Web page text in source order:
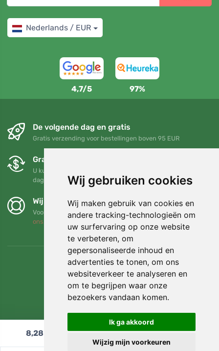
Wij gebruiken cookies
Wij maken gebruik van cookies en
andere tracking-technologieën om
uw surfervaring op onze website
te verbeteren, om
gepersonaliseerde inhoud en
advertenties te tonen, om ons
websiteverkeer te analyseren en
om te begrijpen waar onze
bezoekers vandaan komen.
Ik ga akkoord
Wijzig mijn voorkeuren
Nederlands / EUR
4,7/5 97%
De volgende dag en gratis
Gratis verzending voor bestellingen boven 95 EUR
Gratis ruilen en retourneren
U kunt uw bestelling op elk gewenst moment binnen 90
dagen retourneren of ruilen
Wij steunen Trees.org
Voor elke bestelling planten we een boom! Lees meer Over
ons
8,28 In winkelwagen